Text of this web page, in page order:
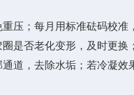
压；每月用标准砝码校
是否老化变形，及时更
道，去除水垢；若冷凝